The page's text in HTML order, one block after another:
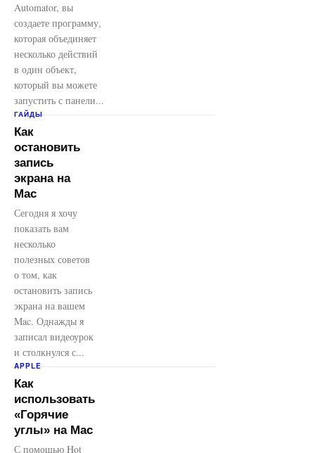
Automator, вы
создаете программу,
которая объединяет
несколько действий
в один объект,
который вы можете
запустить с панели...
ГАЙДЫ
Как
остановить
запись
экрана на
Mac
Сегодня я хочу
показать вам
несколько
полезных советов
о том, как
остановить запись
экрана на вашем
Mac. Однажды я
записал видеоурок
и столкнулся с...
APPLE
Как
использовать
«Горячие
углы» на Mac
С помощью Hot